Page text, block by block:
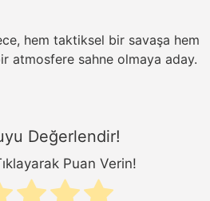
hem taktiksel bir savaşa hem
atmosfere sahne olmaya aday.
Değerlendir!
Puan Verin!